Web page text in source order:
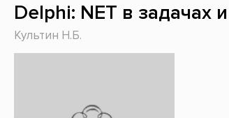
и здоровье
Любовные романы
Delphi: NET в задачах
Культин Н.Б.